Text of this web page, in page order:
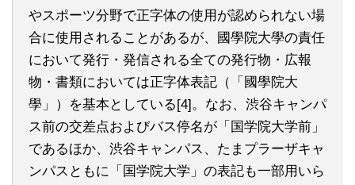
やスポーツ分野で正字体の使用が認められない場
合に使用されることがあるが、國學院大學の責任
において発行・発信される全ての発行物・広報
物・書類においては正字体表記（「國學院大
學」）を基本としている[4]。なお、渋谷キャンパ
ス前の交差点およびバス停名が「国学院大学前」
であるほか、渋谷キャンパス、たまプラーザキャ
ンパスともに「国学院大学」の表記も一部用いら